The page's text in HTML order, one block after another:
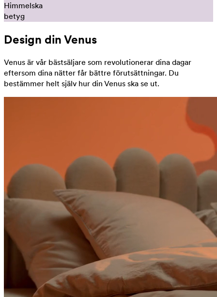
Himmelska
betyg
Design din Venus
Venus är vår bästsäljare som revolutionerar dina dagar
eftersom dina nätter får bättre förutsättningar. Du
bestämmer helt själv hur din Venus ska se ut.